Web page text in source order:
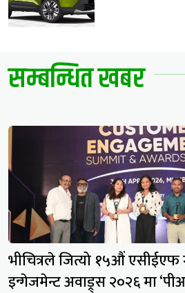
सम्बन्धित खबर
भीचित्रले जित्यो १५औं
इन्गेजमेन्ट अवाड्र्स २०२६ मा